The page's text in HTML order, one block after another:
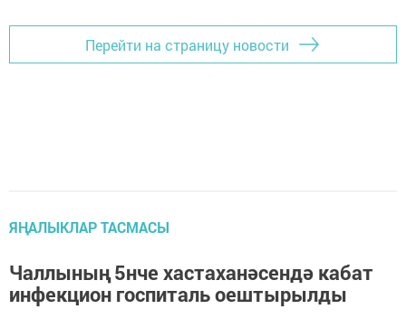
Перейти на страницу новости
ЯҢАЛЫКЛАР ТАСМАСЫ
Чаллының 5нче хастаханәсендә кабат
инфекцион госпиталь оештырылды